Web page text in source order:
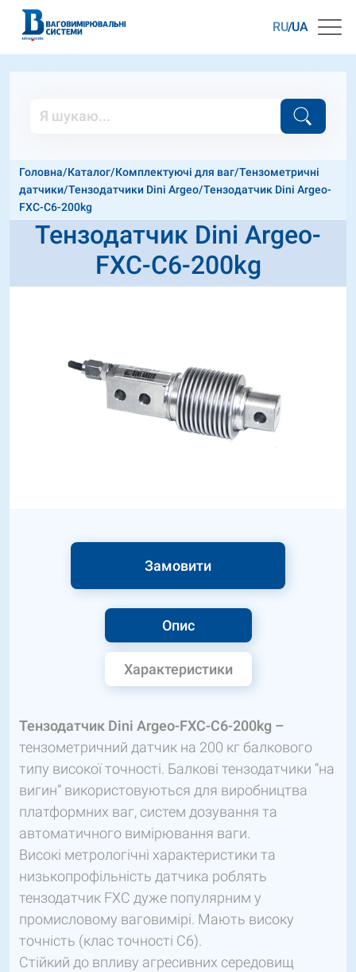
RU UA
Головна/Каталог/Комплектуючі для ваг/Тензометричні
датчики/Тензодатчики Dini Argeo/Тензодатчик Dini Argeo-
FXC-C6-200kg
Тензодатчик Dini Argeo-
FXC-C6-200kg
Опис
Характеристики
Замовити
Тензодатчик Dini Argeo-FXC-C6-200kg –
тензометричний датчик на 200 кг балкового
типу високої точності. Балкові тензодатчики “на
вигин” використовуються для виробництва
платформних ваг, систем дозування та
автоматичного вимірювання ваги.
Високі метрологічні характеристики та
низькопрофільність датчика роблять
тензодатчик FXC дуже популярним у
промисловому ваговимірі. Мають високу
точність (клас точності C6).
Стійкий до впливу агресивних середовищ